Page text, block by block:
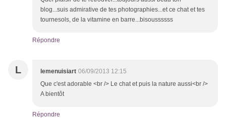
blog...suis admirative de tes photographies...et ce chat et tes
tournesols, de la vitamine en barre...bisoussssss
Répondre
L lemenuisiart 06/09/2013 12:15
Que c'est adorable <br /> Le chat et puis la nature aussi<br />
A bientôt
Répondre